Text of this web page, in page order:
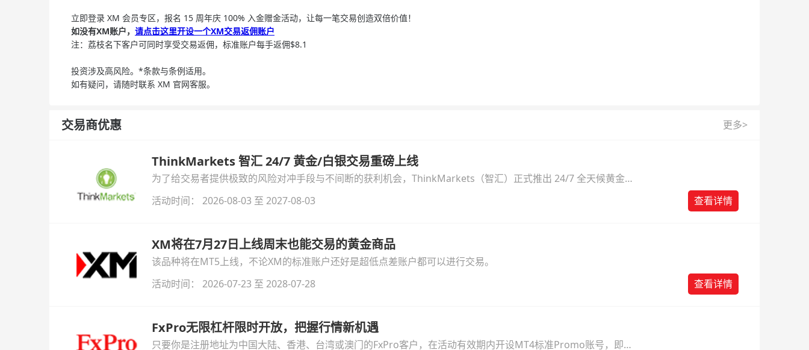
立即登录 XM 会员专区，报名 15 周年庆 100% 入金赠金活动，让每一笔交易创造双倍价值！
如没有XM账户， 请点击这里开设一个XM交易返佣账户
注：荔枝名下客户可同时享受交易返佣，标准账户每手返佣$8.1
投资涉及高风险。*条款与条例适用。
如有疑问，请随时联系 XM 官网客服。
交易商优惠 更多>
ThinkMarkets 智汇 24/7 黄金/白银交易重磅上线
为了给交易者提供极致的风险对冲手段与不间断的获利机会，ThinkMarkets（智汇）正式推出 24/7 全天候黄金
与白银交易！本文将为您详细拆解本次升级的核心交易品种、杠杆配置、支持软件及交易细则。
活动时间： 2026-08-03 至 2027-08-03 查看详情
XM将在7月27日上线周末也能交易的黄金商品
该品种将在MT5上线，不论XM的标准账户还好是超低点差账户都可以进行交易。
活动时间： 2026-07-23 至 2028-07-28
查看详情
FxPro无限杠杆限时开放，把握行情新机遇
只要你是注册地址为中国大陆、香港、台湾或澳门的FxPro客户，在活动有效期内开设MT4标准Promo账号，即可